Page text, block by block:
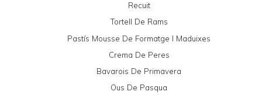
Recuit
Tortell De Rams
Pastís Mousse De Formatge I Maduixes
Crema De Peres
Bavarois De Primavera
Ous De Pasqua